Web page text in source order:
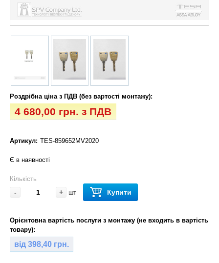
Роздрібна ціна з ПДВ (без вартості монтажу):
4 680,00 грн. з ПДВ
Артикул: TES-859652MV2020
Є в наявності
Кількість
- + шт Купити
Орієнтовна вартість послуги з монтажу (не входить в вартість
товару):
від 398,40 грн.